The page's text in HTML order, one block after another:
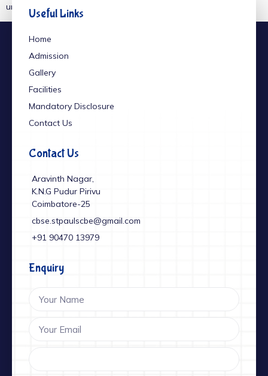
un momento di sano divertimento.
Useful Links
Home
Admission
Gallery
Facilities
Mandatory Disclosure
Contact Us
Contact Us
Aravinth Nagar,
K.N.G Pudur Pirivu
Coimbatore-25
cbse.stpaulscbe@gmail.com
+91 ‎90470 13979
Enquiry